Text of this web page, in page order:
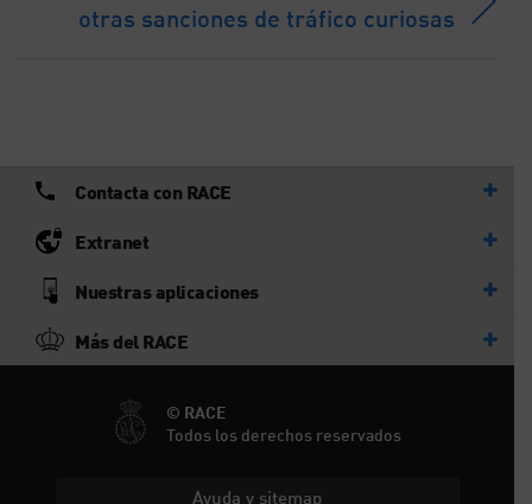
otras sanciones de tráfico curiosas
Contacta con RACE
Extranet
Nuestras aplicaciones
Más del RACE
© RACE
Todos los derechos reservados
Ayuda y sitemap